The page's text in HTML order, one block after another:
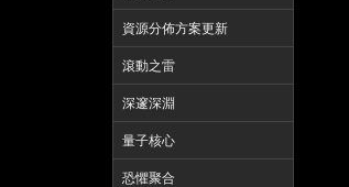
資源分佈方案更新
滾動之雷
深邃深淵
量子核心
恐懼聚合